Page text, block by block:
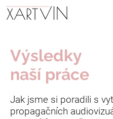
Výsledky
naší práce
Jak jsme si poradili s
propagačních